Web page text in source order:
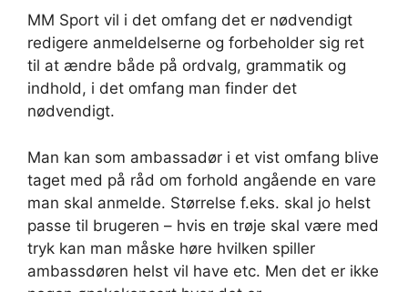
MM Sport vil i det omfang det er nødvendigt
redigere anmeldelserne og forbeholder sig ret
til at ændre både på ordvalg, grammatik og
indhold, i det omfang man finder det
nødvendigt.
Man kan som ambassadør i et vist omfang blive
taget med på råd om forhold angående en vare
man skal anmelde. Størrelse f.eks. skal jo helst
passe til brugeren – hvis en trøje skal være med
tryk kan man måske høre hvilken spiller
ambassdøren helst vil have etc. Men det er ikke